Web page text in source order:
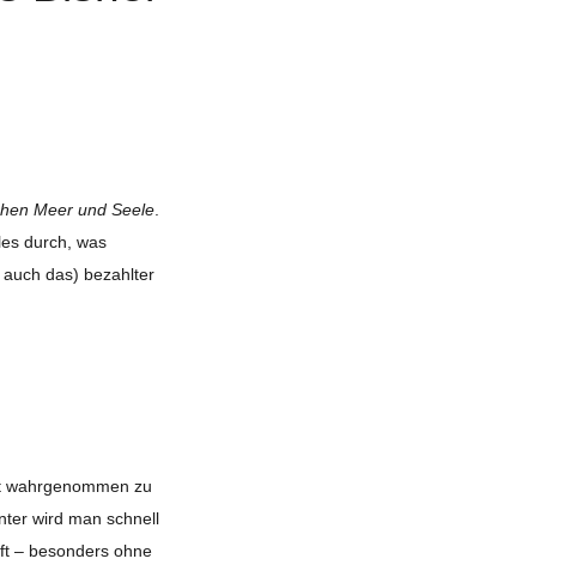
Meer und Seele
durch, was
das) bezahlter
zu
wird man schnell
– besonders ohne